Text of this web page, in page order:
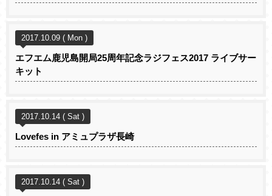
2017.10.09 ( Mon )
エフエム鹿児島開局25周年記念ラジフェス2017 ライブサー
キット
2017.10.14 ( Sat )
Lovefes in アミュプラザ長崎
2017.10.14 ( Sat )